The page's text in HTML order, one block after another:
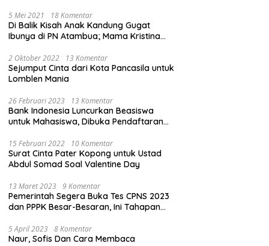
5 Mei 2021 18 Komentar
Di Balik Kisah Anak Kandung Gugat
Ibunya di PN Atambua; Mama Kristina
2 Oktober 2022 13 Komentar
Sejumput Cinta dari Kota Pancasila untuk
Lomblen Mania
26 Februari 2023 13 Komentar
Bank Indonesia Luncurkan Beasiswa
untuk Mahasiswa, Dibuka Pendaftaran
15 Februari 2022 10 Komentar
Surat Cinta Pater Kopong untuk Ustad
Abdul Somad Soal Valentine Day
13 Maret 2023 9 Komentar
Pemerintah Segera Buka Tes CPNS 2023
dan PPPK Besar-Besaran, Ini Tahapan
5 April 2023 8 Komentar
Naur, Sofis Dan Cara Membaca